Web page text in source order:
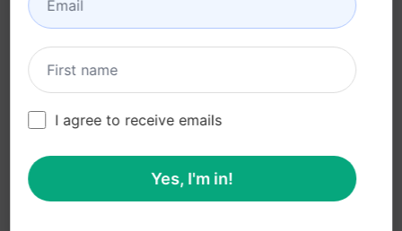
Termini dell'estensione
del browser (en)
Termini di fatturazione
(en)
© 2026
All logos, trademarks, and registered trademarks are the
I agree to receive emails
Yes, I'm in!